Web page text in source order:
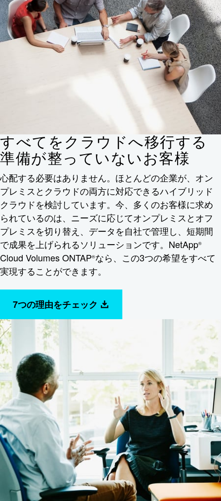
すべてをクラウドへ移行する
準備が整っていないお客様
心配する必要はありません。ほとんどの企業が、オン
プレミスとクラウドの両方に対応できるハイブリッド
クラウドを検討しています。今、多くのお客様に求め
られているのは、ニーズに応じてオンプレミスとオフ
プレミスを切り替え、データを自社で管理し、短期間
で成果を上げられるソリューションです。NetApp®
Cloud Volumes ONTAP®なら、この3つの希望をすべて
実現することができます。
7つの理由をチェック